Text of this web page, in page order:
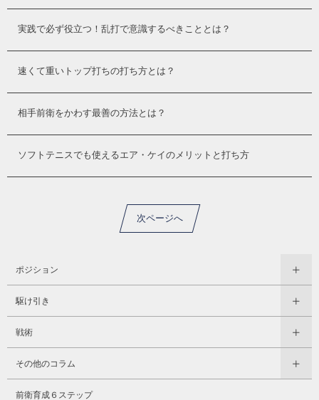
実践で必ず役立つ！乱打で意識するべきこととは？
速くて重いトップ打ちの打ち方とは？
相手前衛をかわす最善の方法とは？
ソフトテニスでも使えるエア・ケイのメリットと打ち方
次ページへ
ポジション
駆け引き
戦術
その他のコラム
前衛育成６ステップ